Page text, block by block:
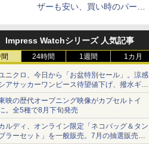
ザーも安い、買い時のパーツ
Impress Watchシリーズ 人気記事
24時間 1週間 1カ月
ニクロ、今日から「お盆特別セール」。涼感
アサッカーワンピース待望値下げ、撥水ギア
ョーツは1990円に
映の歴代オープニング映像がカプセルトイ
。全5種で8月下旬発売
ルディ、オンライン限定「ネコバッグ＆タン
ラーセット」を一般販売。7月の抽選販売の